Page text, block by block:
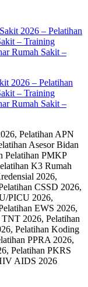
2026 – Pelatihan
– Training
Rumah Sakit –
Pelatihan APN
Asesor Bidan
Pelatihan PMKP
K3 Rumah
2026,
CSSD 2026,
PICU 2026,
EWS 2026,
2026, Pelatihan
Pelatihan Koding
PPRA 2026,
Pelatihan PKRS
AIDS 2026